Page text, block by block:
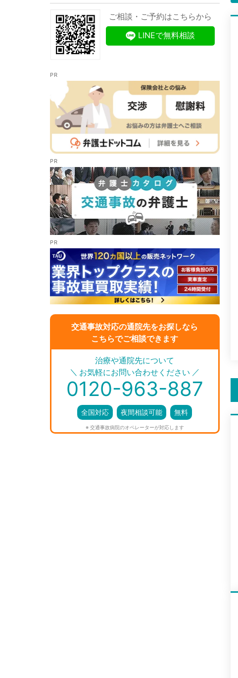
ご相談・ご予約はこちらから
LINEで無料相談
交通事故対応の通院先をお探しなら
こちらでご相談できます
＼ ／
治療や通院先について
お気軽にお問い合わせください
0120-963-887
全国対応 夜間相談可能 無料
※ 交通事故病院のオペレーターが対応します